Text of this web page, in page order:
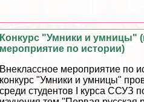
Конкурс "Умники и умницы"
мероприятие по истории)
Внеклассное мероприятие по
конкурс "Умники и умницы"
среди студентов I курса ССУЗ